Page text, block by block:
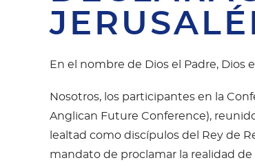
En el nombre de Dios el Padre, Dios
Nosotros, los participantes en la
Anglican Future Conference),
lealtad como discípulos del Rey de
mandato de proclamar la realidad